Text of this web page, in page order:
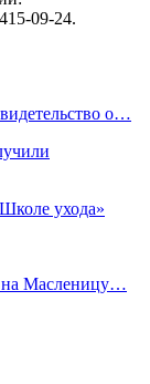
09-24.
о…
ухода»
на Масленицу…